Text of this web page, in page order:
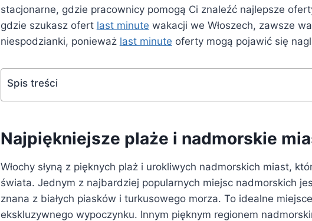
stacjonarne, gdzie pracownicy pomogą Ci znaleźć najlepsze
gdzie szukasz ofert last minute wakacji we Włoszech, zawsze
niespodzianki, ponieważ last minute oferty mogą pojawić się
Spis treści
Najpiękniejsze plaże i nadmorskie
Włochy słyną z pięknych plaż i urokliwych nadmorskich miast,
świata. Jednym z najbardziej popularnych miejsc nadmorskich
znana z białych piasków i turkusowego morza. To idealne
ekskluzywnego wypoczynku. Innym pięknym regionem